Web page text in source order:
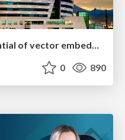
Unlocking the hidden potential of vector embeddings in international SEO
0 890